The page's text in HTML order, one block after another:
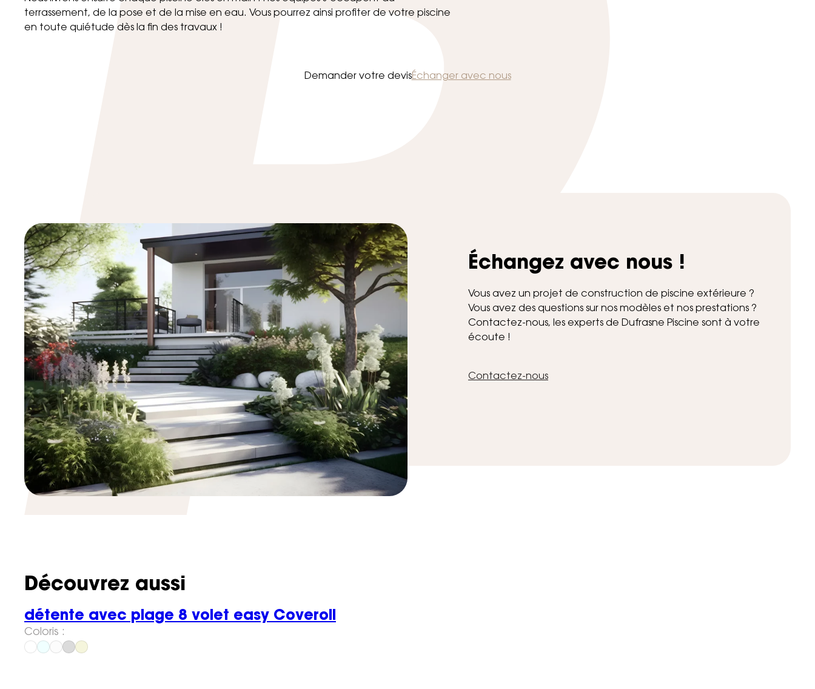
terrassement, de la pose et de la mise en eau. Vous pourrez ainsi profiter de votre piscine
en toute quiétude dès la fin des travaux !
Demander votre devisÉchanger avec nous
Échangez avec nous !
Vous avez un projet de construction de piscine extérieure ?
Vous avez des questions sur nos modèles et nos prestations ?
Contactez-nous, les experts de Dufrasne Piscine sont à votre
écoute !
Contactez-nous
Découvrez aussi
détente avec plage 8 volet easy Coveroll
Coloris :